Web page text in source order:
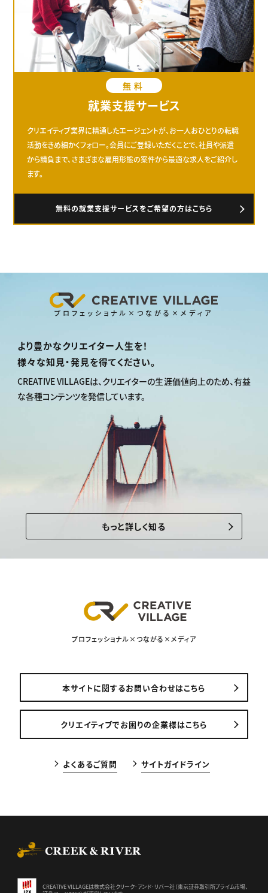
無料
就業支援サービス
クリエイティブ業界に精通したエージェントが、お一人おひとりの転職
活動をきめ細かくフォロー。会員にご登録いただくことで、社員や派遣
から請負まで、さまざまな雇用形態の案件から最適な求人をご紹介し
ます。
無料の就業支援サービスをご希望の方はこちら
プロフェッショナル×つながる×メディア
より豊かなクリエイター人生を！
様々な知見・発見を得てください。
CREATIVE VILLAGEは、クリエイターの生涯価値向上のため、有益
な各種コンテンツを発信しています。
もっと詳しく知る
プロフェッショナル×つながる×メディア
本サイトに関するお問い合わせはこちら
クリエイティブでお困りの企業様はこちら
よくあるご質問 サイトガイドライン
CREATIVE VILLAGEは株式会社クリーク･アンド･リバー社（東京証券取引所プライム市場、